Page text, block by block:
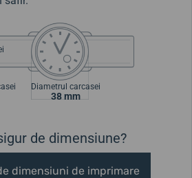
Diametrul carcasei
38 mm
de dimensiune?
dimensiuni de imprimare